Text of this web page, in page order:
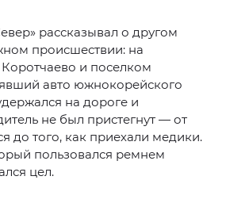
рассказывал о другом
происшествии: на
и поселком
авто южнокорейского
на дороге и
не был пристегнут — от
до того, как приехали медики.
пользовался ремнем
цел.